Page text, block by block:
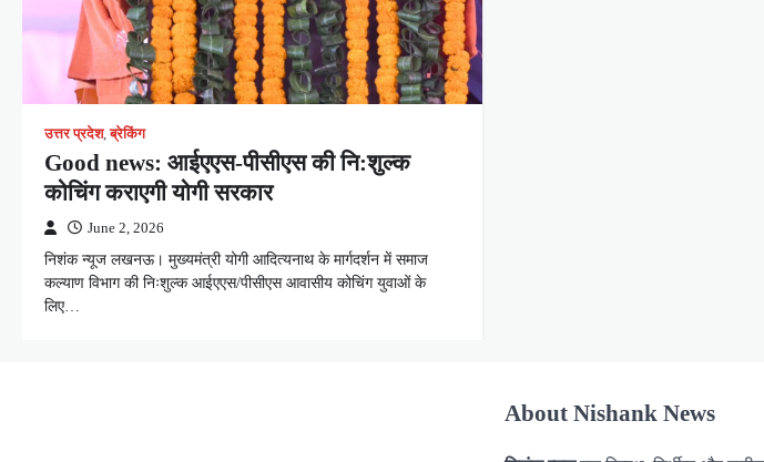
उत्तर प्रदेश,ब्रेकिंग
Good news: आईएएस-पीसीएस की नि:शुल्क
कोचिंग कराएगी योगी सरकार
June 2, 2026
निशंक न्यूज लखनऊ। मुख्यमंत्री योगी आदित्यनाथ के मार्गदर्शन में समाज
कल्याण विभाग की निःशुल्क आईएएस/पीसीएस आवासीय कोचिंग युवाओं के
लिए…
About Nishank News